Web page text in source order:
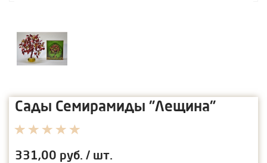
Сады Семирамиды "Лещина"
331,00 руб. / шт.